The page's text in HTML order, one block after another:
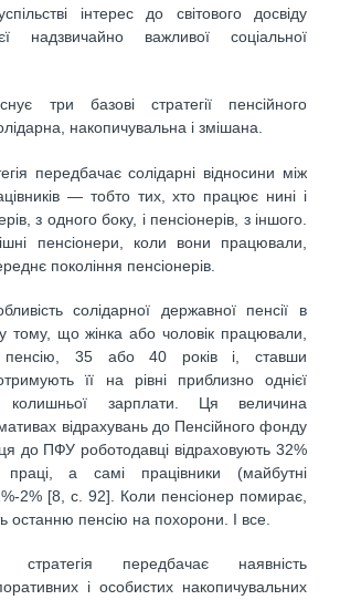
інтерес до світового досвіду
надзвичайно важливої соціальної
три базові стратегії пенсійного
накопичувальна і змішана.
передбачає солідарні відносини між
— тобто тих, хто працює нині і
з одного боку, і пенсіонерів, з іншого.
пенсіонери, коли вони працювали,
покоління пенсіонерів.
солідарної державної пенсії в
тому, що жінка або чоловік працювали,
35 або 40 років і, ставши
її на рівні приблизно однієї
колишньої зарплати. Ця величина
відрахувань до Пенсійного фонду
до ПФУ роботодавці відраховують 32%
а самі працівники (майбутні
2% [8, с. 92]. Коли пенсіонер помирає,
останню пенсію на похорони. І все.
стратегія передбачає наявність
і особистих накопичувальних